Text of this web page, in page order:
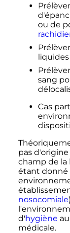
ou de
sang
Cas
pas
champ de la
étant donné
nosocomiale
d'hygiène
médicale.